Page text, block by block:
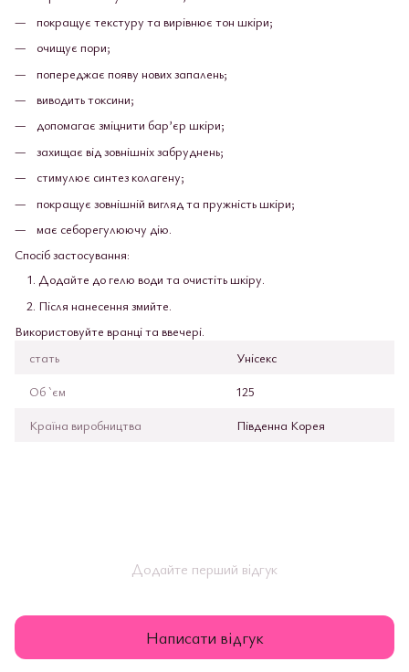
покращує текстуру та вирівнює тон шкіри;
очищує пори;
попереджає появу нових запалень;
виводить токсини;
допомагає зміцнити бар’єр шкіри;
захищає від зовнішніх забруднень;
стимулює синтез колагену;
покращує зовнішній вигляд та пружність шкіри;
має себорегулюючу дію.
Спосіб застосування:
Додайте до гелю води та очистіть шкіру.
Після нанесення змийте.
Використовуйте вранці та ввечері.
стать
Унісекс
Об `єм
125
Країна виробництва
Південна Корея
Додайте перший відгук
Написати відгук